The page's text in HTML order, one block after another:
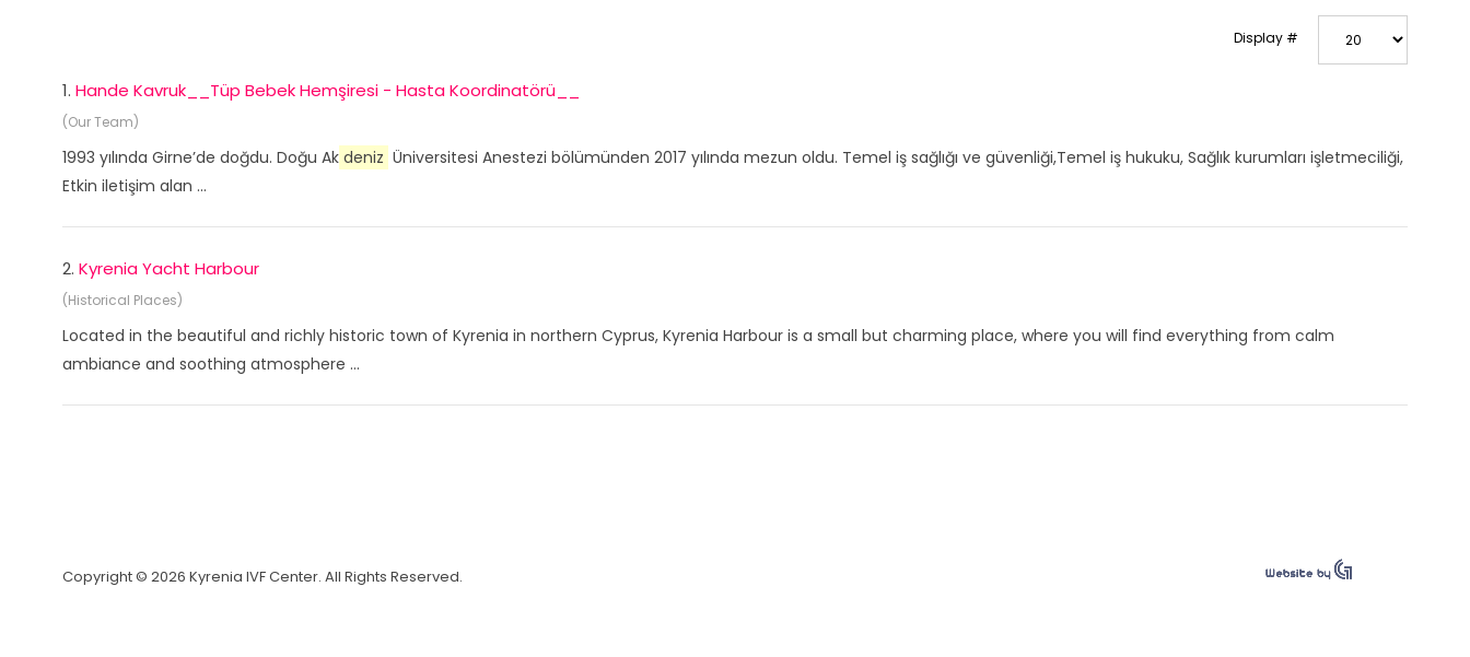
Display #
1. Hande Kavruk__Tüp Bebek Hemşiresi - Hasta Koordinatörü__
(Our Team)
1993 yılında Girne’de doğdu. Doğu Ak deniz Üniversitesi Anestezi bölümünden 2017 yılında mezun oldu. Temel iş sağlığı ve güvenliği,Temel iş hukuku, Sağlık kurumları işletmeciliği,
Etkin iletişim alan ...
2. Kyrenia Yacht Harbour
(Historical Places)
Located in the beautiful and richly historic town of Kyrenia in northern Cyprus, Kyrenia Harbour is a small but charming place, where you will find everything from calm
ambiance and soothing atmosphere ...
Copyright © 2026 Kyrenia IVF Center. All Rights Reserved.